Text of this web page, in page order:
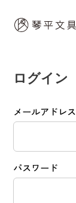
ログイン
メールアドレス
パスワード